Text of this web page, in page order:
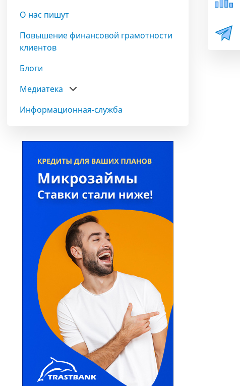
О нас пишут
Повышение финансовой грамотности
клиентов
Блоги
Медиатека
Информационная-служба